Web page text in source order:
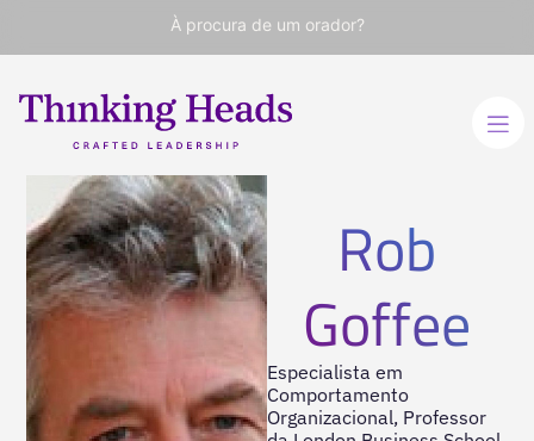
À procura de um orador?
Rob
Goffee
Especialista em
Comportamento
Organizacional, Professor